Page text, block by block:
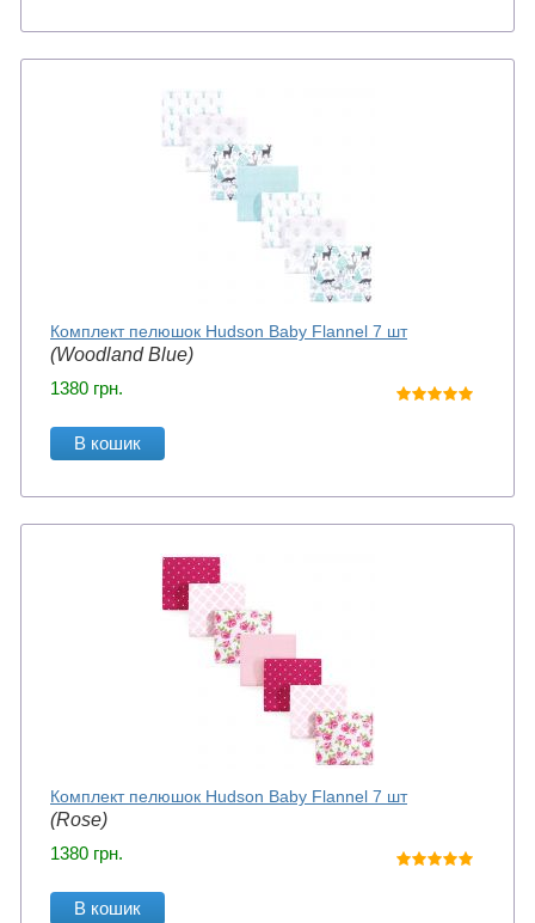
Комплект пелюшок Hudson Baby Flannel 7 шт
(Woodland Blue)
1380 грн.
В кошик
Комплект пелюшок Hudson Baby Flannel 7 шт
(Rose)
1380 грн.
В кошик